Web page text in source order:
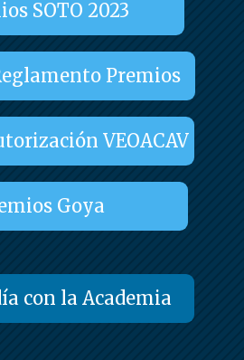
SOTO 2023
Premios
VEOACAV
Goya
con la Academia